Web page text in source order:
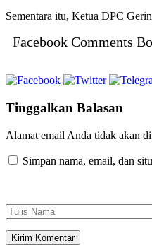
Sementara itu, Ketua DPC
Facebook Comments
Tinggalkan Balasan
Alamat email Anda tidak akan
Simpan nama, email, dan